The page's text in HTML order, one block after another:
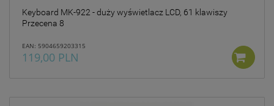
Keyboard MK-922 - duży wyświetlacz LCD, 61 klawiszy
Przecena 8
EAN: 5904659203315
119,00 PLN
95/46/WE – czyli tzw. RODO.
Informujemy też, że w
mogą zostać zamieszczone